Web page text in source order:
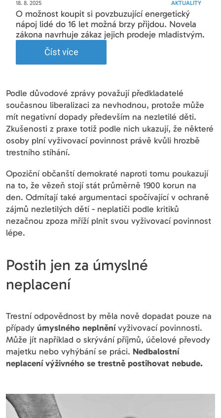
18. 8. 2025 AKTUALITY
O možnost koupit si povzbuzující energetický
nápoj lidé do 16 let možná brzy přijdou. Novela
zákona navrhuje zákaz jejich prodeje mladistvým.
Číst více
Podle důvodové zprávy považují předkladatelé
současnou liberalizaci za nevhodnou, protože může
mít negativní dopady především na nezletilé děti.
Zkušenosti z praxe totiž podle nich ukazují, že některé
osoby plní vyživovací povinnost právě kvůli hrozbě
trestního stíhání.
Opoziční občanští demokraté naproti tomu poukazují
na to, že vězeň stojí stát průměrně 1900 korun na
den. Odmítají také argumentaci spočívající v ochraně
zájmů nezletilých dětí - neplatiči podle kritiků
nezačnou zpoza mříží plnit svou vyživovací povinnost
lépe.
Postih jen za úmyslné
neplacení
Trestní odpovědnost by měla nově dopadat pouze na
případy úmyslného neplněnívyživovací povinnosti.
Může jít například o skrývání příjmů, účelové převody
majetku nebo vyhýbání se práci. Nedbalostní
neplacení výživného se trestně postihovat nebude.